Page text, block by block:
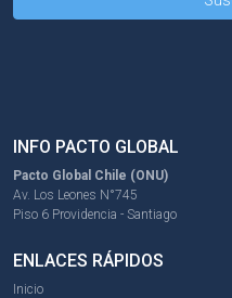
INFO PACTO GLOBAL
Pacto Global Chile (ONU)
Av. Los Leones N°745
Piso 6 Providencia - Santiago
ENLACES RÁPIDOS
Inicio